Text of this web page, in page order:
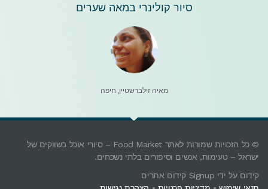
סיור קולינרי במאה שערים
מאיה זילברשטיין, חיפה
© כל הזכויות שמורות לאתר Food Market – סיורי אוכל בשווקים של
ישראל – טעימות, אנשים וסיפורים בלתי נשכחים.
קידום על ידי Signup קידום אתרים